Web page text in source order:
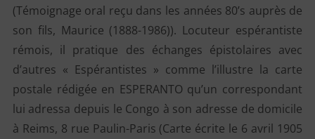
(Témoignage oral reçu dans les années 80’s auprès de
son fils, Maurice (1888-1986)). Locuteur espérantiste
rémois, il pratique des échanges épistolaires avec
d’autres « Espérantistes » comme l’illustre la carte
postale rédigée en ESPERANTO qu’un correspondant
lui adressa depuis le Congo à son adresse de domicile
à Reims, 8 rue Paulin-Paris (Carte écrite le 6 avril 1905